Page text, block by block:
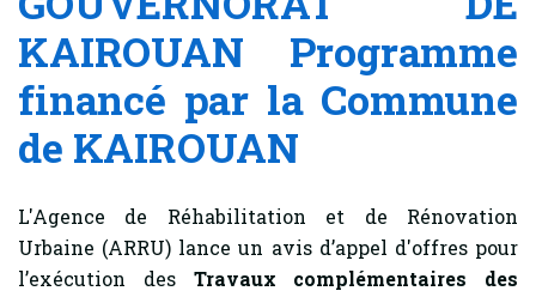
KAIROUAN Programme
financé par la Commune
de KAIROUAN
L'Agence de Réhabilitation et de Rénovation
Urbaine (ARRU) lance un avis d’appel d'offres pour
l’exécution des Travaux complémentaires des